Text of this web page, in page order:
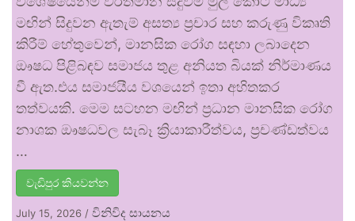
මඟින් සිදුවන ඇතැම් අසත්‍ය ප්‍රචාර සහ කරුණු විකෘති
කිරීම් හේතුවෙන්, මානසික රෝග සඳහා ලබාදෙන
ඖෂධ පිළිබඳව සමාජය තුළ අනියත බියක් නිර්මාණය
වී ඇත.එය සමාජයීය වශයෙන් ඉතා අහිතකර
තත්වයකි. මෙම සටහන මඟින් ප්‍රධාන මානසික රෝග
නාශක ඖෂධවල සැබෑ ක්‍රියාකාරීත්වය, ප්‍රචණ්ඩත්වය
…
වැඩිපුර කියවන්න
July 15, 2026 / විනිවිද සායනය